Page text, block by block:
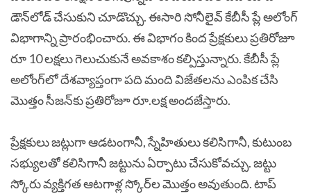
డౌన్‌లోడ్ చేసుకుని చూడొచ్చు. ఈసారి సోనీలైవ్ కేబీసీ ప్లే అలోంగ్
విభాగాన్ని ప్రారంభించారు. ఈ విభాగం కింద ప్రేక్షకులు ప్రతిరోజూ
రూ 10 లక్షలు గెలుచుకునే అవకాశం కల్పిస్తున్నారు. కేబీసీ ప్లే
అలోంగ్‌లో దేశవ్యాప్తంగా పది మంది విజేతలను ఎంపిక చేసి
మొత్తం సీజన్‌కు ప్రతిరోజూ రూ.లక్ష అందజేస్తారు.
ప్రేక్షకులు జట్లుగా ఆడటంగానీ, స్నేహితులు కలిసిగానీ, కుటుంబ
సభ్యులతో కలిసిగానీ జట్టును ఏర్పాటు చేసుకోవచ్చు. జట్టు
స్కోరు వ్యక్తిగత ఆటగాళ్ల స్కోర్‌ల మొత్తం అవుతుంది. టాప్